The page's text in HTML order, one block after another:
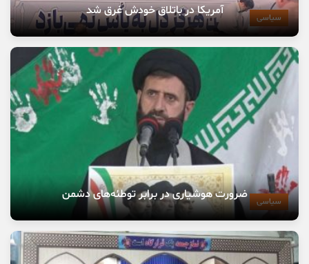
سیاسی آمریکا در باتلاق خودش غرق شد
سیاسی ضرورت هوشیاری در برابر توطئه‌های دشمن